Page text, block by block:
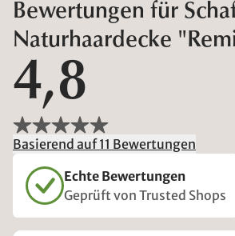
Bewertungen für
Naturhaardecke
4,8
Basierend auf 11 Bewertungen
Echte Bewertungen
Geprüft von Trusted Shops